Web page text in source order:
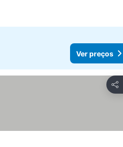
Ver preços